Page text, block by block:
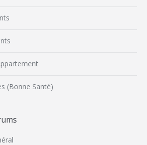
(Bonne Santé)